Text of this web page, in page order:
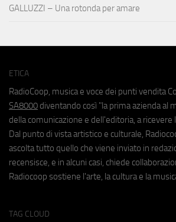
GALLUZZI – Una rotonda per amare
ETICA
RadioCoop, musica e voce dei punti vendita
SA8000 diventando così "la prima azienda al
della comunicazione e dell'editoria, a ricevere
Dal punto di vista artistico e culturale,
ascolta tutto quello che viene inviato in
recensisce, e in alcuni casi, chiede
Radiocoop sostiene l'arte, la cultura e la
TAG CLOUD